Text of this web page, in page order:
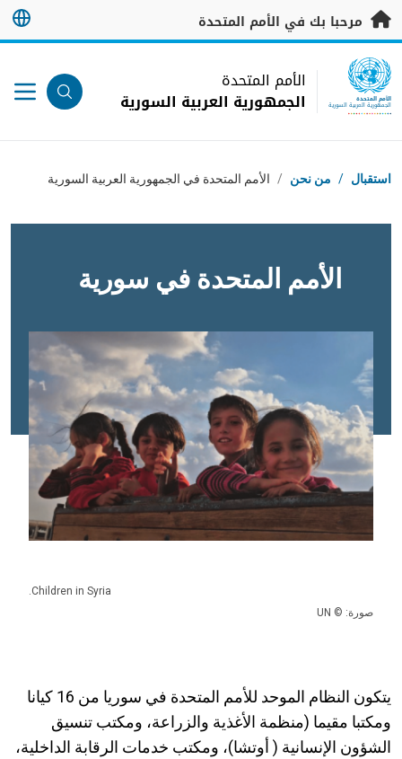
تخطى إلى المحتوى الرئيسي
مرحبا بك في الأمم المتحدة
UN Logo
الأمم المتحدة
الجمهورية العربية السورية
الأمم المتحدة
الجمهورية العربية السورية
مسار التنقل
استقبال / من نحن / الأمم المتحدة في الجمهورية العربية السورية
الأمم المتحدة في سورية
Children in Syria.
صورة: © UN
يتكون النظام الموحد للأمم المتحدة في سوريا من 16 كيانا
ومكتبا مقيما (منظمة الأغذية والزراعة، ومكتب تنسيق
الشؤون الإنسانية ( أوتشا)، ومكتب خدمات الرقابة الداخلية،